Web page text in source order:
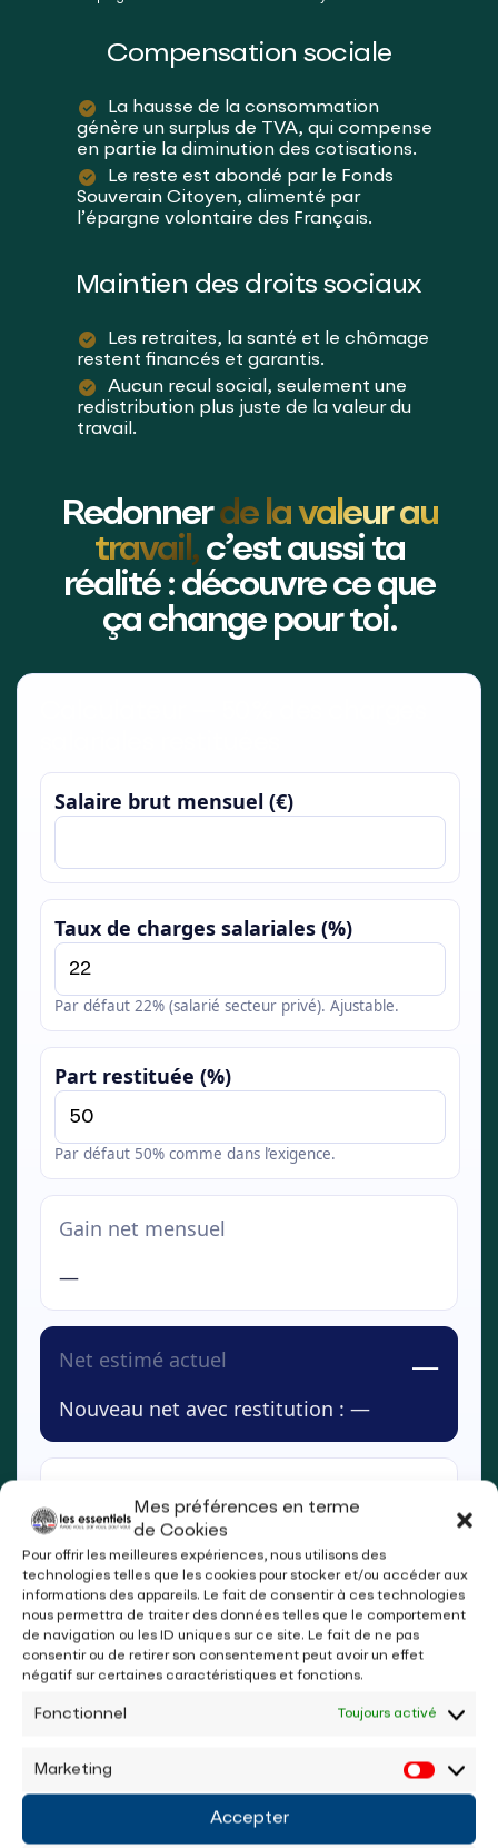
Mes préférences en terme
de Cookies
Pour offrir les meilleures expériences, nous utilisons des
technologies telles que les cookies pour stocker et/ou accéder aux
informations des appareils. Le fait de consentir à ces technologies
nous permettra de traiter des données telles que le comportement
de navigation ou les ID uniques sur ce site. Le fait de ne pas
consentir ou de retirer son consentement peut avoir un effet
négatif sur certaines caractéristiques et fonctions.
Fonctionnel Toujours activé
Marketing
Accepter
Compensation sociale
La hausse de la consommation
génère un surplus de TVA, qui compense
en partie la diminution des cotisations.
Le reste est abondé par le Fonds
Souverain Citoyen, alimenté par
l’épargne volontaire des Français.
Maintien des droits sociaux
Les retraites, la santé et le chômage
restent financés et garantis.
Aucun recul social, seulement une
redistribution plus juste de la valeur du
travail.
Redonnerde la valeur au
travail, c’est aussi ta
réalité : découvre ce que
ça change pour toi.
Salaire brut mensuel (€)
Taux de charges salariales (%)
Par défaut 22% (salarié secteur privé). Ajustable.
Part restituée (%)
Par défaut 50% comme dans l’exigence.
Gain net mensuel
—
Net estimé actuel —
Nouveau net avec restitution : —
Charges salariales estimées :
Part restituée au net :—
Taux utilisés :—
Note: calcul indicatif basé sur un taux
et le gain varient selon conventions, mutuelle,
Les impacts attendus sur